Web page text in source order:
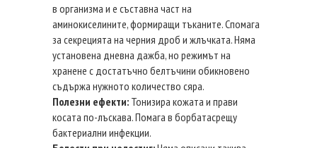
в организма и е съставна част на
аминокиселините, формиращи тъканите. Спомага
за секрецията на черния дроб и жлъчката. Няма
установена дневна дажба, но режимът на
хранене с достатъчно белтъчини обикновено
съдържа нужното количество сяра.
Полезни ефекти: Тонизира кожата и прави
косата по-лъскава. Помага в борбатасрещу
бактериални инфекции.